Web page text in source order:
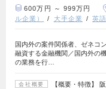
600万円 ～ 999万円
ル企業）
大手企業 英
国内外の案件関係者、ゼネコ
融資する金融機関／国内外の
の業務を行…
会社概要
【概要・特徴】